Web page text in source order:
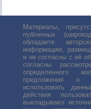
Материалы,
публичных
обладаете
информацию,
и не согласны с её
согласны
определенного
предложения о
использовать
действия
выкладывают